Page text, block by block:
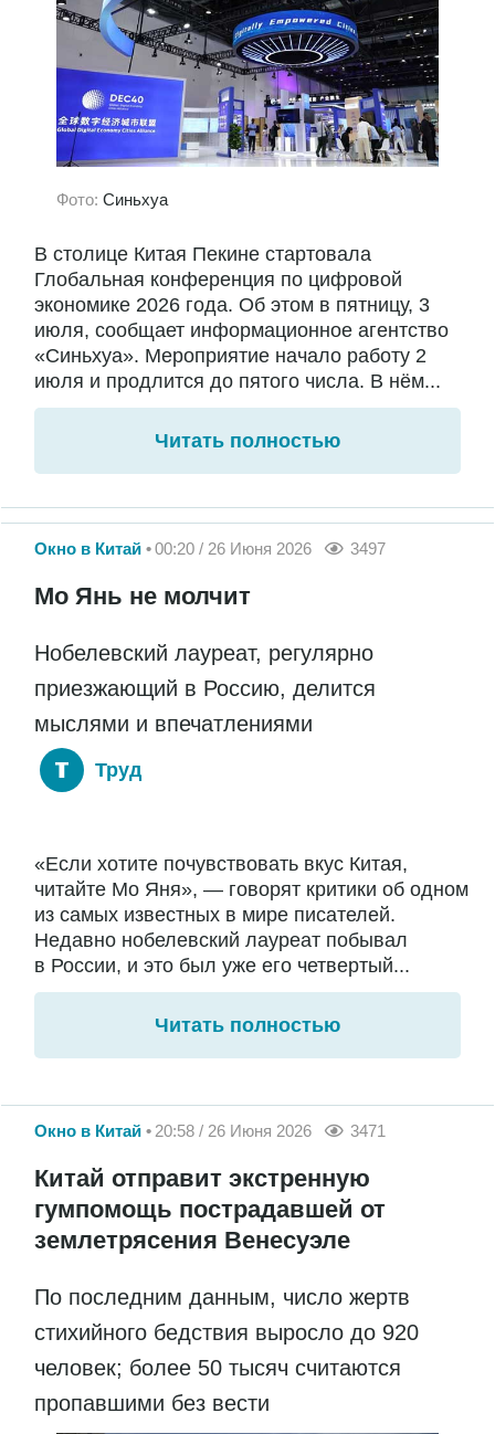
Фото: Синьхуа
В столице Китая Пекине стартовала
Глобальная конференция по цифровой
экономике 2026 года. Об этом в пятницу, 3
июля, сообщает информационное агентство
«Синьхуа». Мероприятие начало работу 2
июля и продлится до пятого числа. В нём...
Читать полностью
Окно в Китай 00:20 / 26 Июня 2026 3497
Мо Янь не молчит
Нобелевский лауреат, регулярно
приезжающий в Россию, делится
мыслями и впечатлениями
Труд
«Если хотите почувствовать вкус Китая,
читайте Мо Яня», — говорят критики об одном
из самых известных в мире писателей.
Недавно нобелевский лауреат побывал
в России, и это был уже его четвертый...
Читать полностью
Окно в Китай 20:58 / 26 Июня 2026 3471
Китай отправит экстренную
гумпомощь пострадавшей от
землетрясения Венесуэле
По последним данным, число жертв
стихийного бедствия выросло до 920
человек; более 50 тысяч считаются
пропавшими без вести